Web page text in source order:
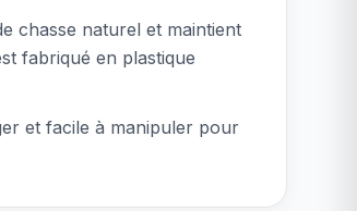
chasse naturel et maintient
fabriqué en plastique
et facile à manipuler pour